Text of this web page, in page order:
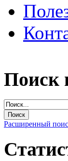
Поиск
Расширенный